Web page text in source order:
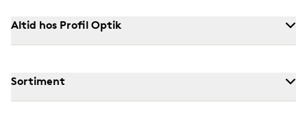
Altid hos Profil Optik
Sortiment